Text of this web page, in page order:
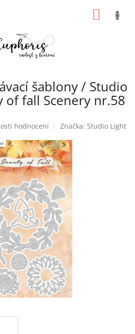
šablony / Studio
of fall Scenery nr.58
hodnocení Značka: Studio Light